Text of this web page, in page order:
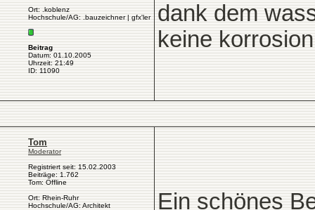
Ort: .koblenz
Hochschule/AG: .bauzeichner | gfx'ler
Beitrag
Datum: 01.10.2005
Uhrzeit: 21:49
ID: 11090
dank dem
keine
Tom
Moderator
Registriert seit: 15.02.2003
Beiträge: 1.762
Tom: Offline
Ort: Rhein-Ruhr
Hochschule/AG: Architekt
Ein schönes